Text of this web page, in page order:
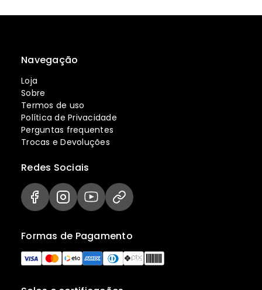
Navegação
Loja
Sobre
Termos de uso
Política de Privacidade
Perguntas frequentes
Trocas e Devoluções
Formas de Pagamento
Redes Sociais